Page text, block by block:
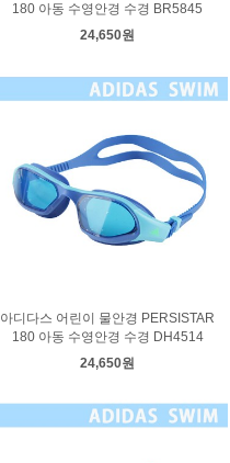
180 아동 수영안경 수경 BR5845
24,650원
아디다스 어린이 물안경 PERSISTAR
180 아동 수영안경 수경 DH4514
24,650원